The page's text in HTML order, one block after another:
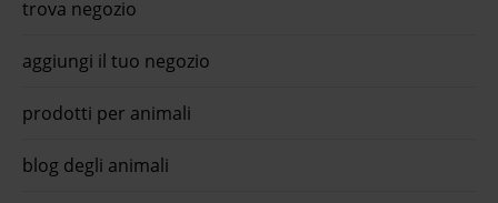
trova negozio
aggiungi il tuo negozio
prodotti per animali
blog degli animali